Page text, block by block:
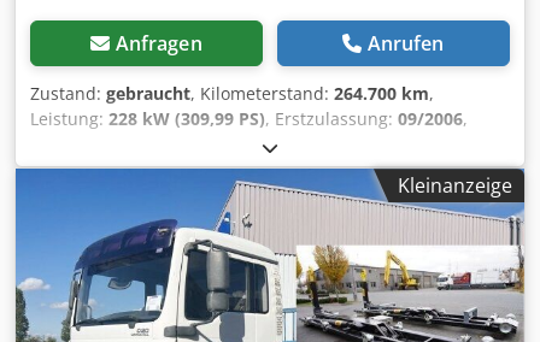
Anfragen Anrufen
Zustand: gebraucht, Kilometerstand: 264.700 km,
Leistung: 228 kW (309,99 PS), Erstzulassung: 09/2006,
, Gesamtgewicht:
Reifengröße:13R22.5, Achsen-Konfiguration:6x6,
, Bremsen:Motorbremsung, Farbe:
, Fahrerkabine: Fahrerhaus
mechanisch, Emissionsklasse: Euro3, Federung:Blatt,
Anzahl der Sitzplätze: 2 , Laderaumlänge:6.600 mm,
Laderaumbreite: 2.500 mm , Laderaumhöhe:1 mm,
Ausstattung:ABS, Allradantrieb, Anhängerkupplung,
Kleinanzeige